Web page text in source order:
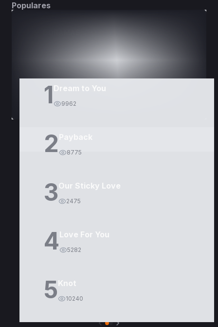
Populares
1 Dream to You
9962
2 8775
3Our Sticky Love
2475
4Love For You
5282
5Knot
10240